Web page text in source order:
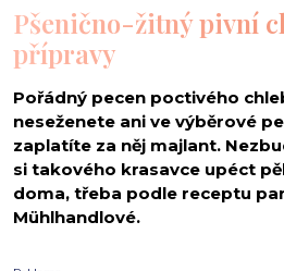
Pšenično-žitný pivní
přípravy
Pořádný pecen poctivého
neseženete ani ve výběrové
zaplatíte za něj majlant.
si takového krasavce upéct
doma, třeba podle receptu
Mühlhandlové.